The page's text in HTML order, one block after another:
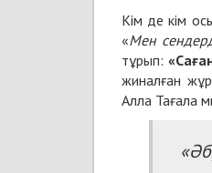
Кім де кім
«Мен
тұрып:
жиналған
Алла Тағала